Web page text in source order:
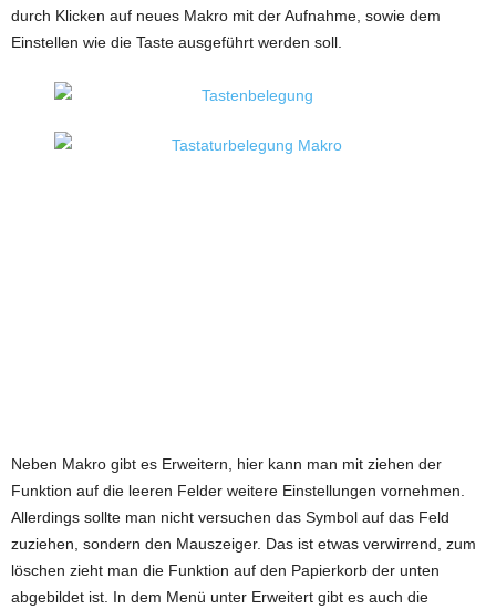
durch Klicken auf neues Makro mit der Aufnahme, sowie dem
Einstellen wie die Taste ausgeführt werden soll.
Neben Makro gibt es Erweitern, hier kann man mit ziehen der
Funktion auf die leeren Felder weitere Einstellungen vornehmen.
Allerdings sollte man nicht versuchen das Symbol auf das Feld
zuziehen, sondern den Mauszeiger. Das ist etwas verwirrend, zum
löschen zieht man die Funktion auf den Papierkorb der unten
abgebildet ist. In dem Menü unter Erweitert gibt es auch die